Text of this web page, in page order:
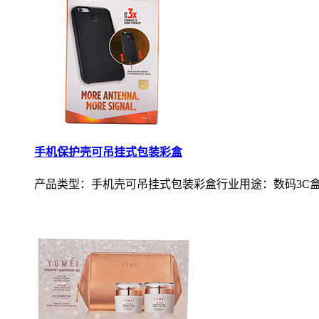
手机保护壳可吊挂式包装彩盒
产品类型：手机壳可吊挂式包装彩盒行业用途：数码3C